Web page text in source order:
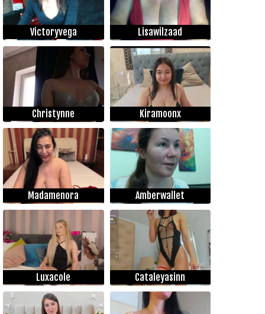
Victoryvega Lisawilzaad
Christynne Kiramoonx
Madamenora Amberwallet
Luxacole Cataleyasinn